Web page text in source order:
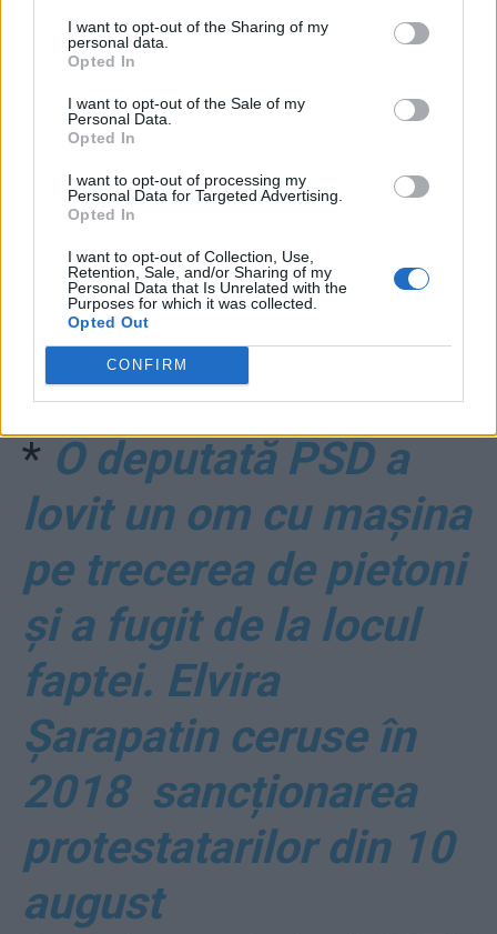
I want to opt-out of the Sharing of my
personal data.
Opted In
I want to opt-out of the Sale of my
Personal Data.
Opted In
I want to opt-out of processing my
Personal Data for Targeted Advertising.
Opted In
I want to opt-out of Collection, Use,
Retention, Sale, and/or Sharing of my
Personal Data that Is Unrelated with the
Purposes for which it was collected.
Opted Out
CONFIRM
şi gaşca!”
ad
* O deputată PSD a
lovit un om cu mașina
pe trecerea de pietoni
și a fugit de la locul
faptei. Elvira
Șarapatin ceruse în
2018 sancționarea
protestatarilor din 10
august